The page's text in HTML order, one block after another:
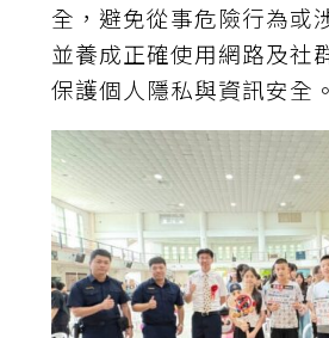
全，避免從事危險行為或
並養成正確使用網路及社
保護個人隱私與資訊安全。